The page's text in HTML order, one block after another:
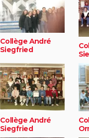
Collège André
Siegfried
Collège André
Siegfried